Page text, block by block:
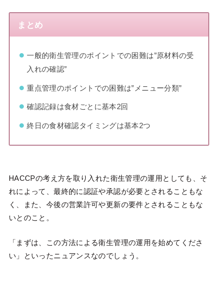
まとめ
一般的衛生管理のポイントでの困難は”原材料の受
入れの確認”
重点管理のポイントでの困難は”メニュー分類”
確認記録は食材ごとに基本2回
終日の食材確認タイミングは基本2つ
HACCPの考え方を取り入れた衛生管理の運用としても、そ
れによって、最終的に認証や承認が必要とされることもな
く、また、今後の営業許可や更新の要件とされることもな
いとのこと。
「まずは、この方法による衛生管理の運用を始めてくださ
い」といったニュアンスなのでしょう。